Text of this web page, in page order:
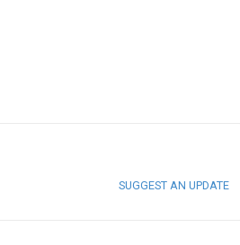
SUGGEST AN UPDATE